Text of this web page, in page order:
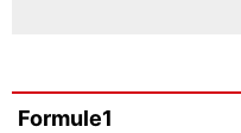
Formule1